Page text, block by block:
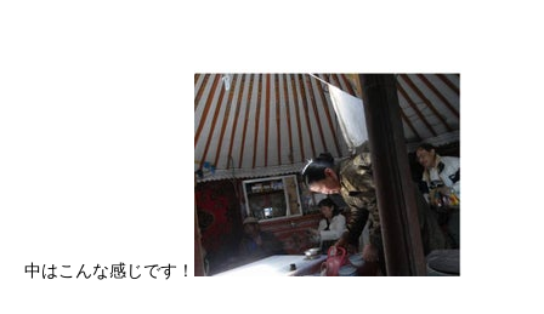
中はこんな感じです！